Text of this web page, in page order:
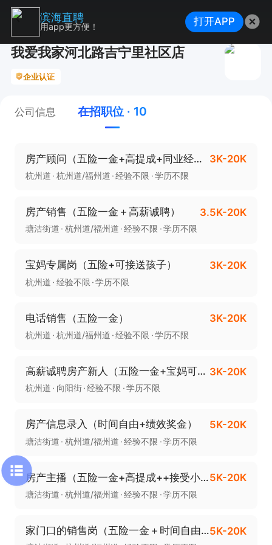
我爱我家河北路吉宁里社区店
企业认证
公司信息 在招职位 · 10
房产顾问（五险一金+高提成+同业经验） 3K-20K
杭州道 杭州道/福州道 经验不限 学历不限
房产销售（五险一金＋高薪诚聘） 3.5K-20K
塘沽街道 杭州道/福州道 经验不限 学历不限
宝妈专属岗（五险+可接送孩子） 3K-20K
杭州道 经验不限 学历不限
电话销售（五险一金） 3K-20K
杭州道 杭州道/福州道 经验不限 学历不限
高薪诚聘房产新人（五险一金+宝妈可投+时间自由） 3K-20K
杭州道 向阳街 经验不限 学历不限
房产信息录入（时间自由+绩效奖金） 5K-20K
塘沽街道 杭州道/福州道 经验不限 学历不限
房产主播（五险一金+高提成++接受小白节假日福利+定期团建）5K-20K
塘沽街道 杭州道/福州道 经验不限 学历不限
家门口的销售岗（五险一金＋时间自由＋高提成5K-20K
滨海直聘
用app更方便！ 打开APP